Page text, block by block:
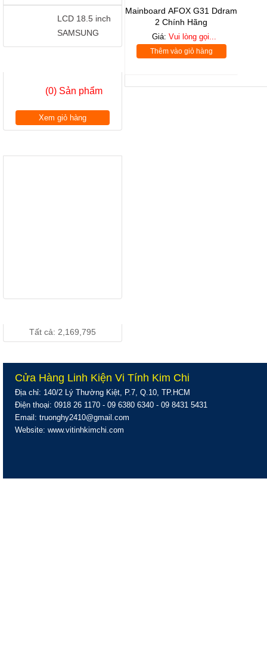
LCD 18.5 inch
SAMSUNG
S19A150 - LED
có cổng DVI
Giá: Vui lòng gọi...
Chính Hãng
Giá: Vui lòng gọi...
LCD 18.5”
Giá: Vui lòng gọi...
(0) Sản phẩm
Xem giỏ hàng
Tất cả: 2,169,795
Mainboard AFOX G31 Ddram
2 Chính Hãng
Giá:Vui lòng gọi...
Thêm vào giỏ hàng
Cửa Hàng Linh Kiện Vi Tính Kim Chi
Địa chỉ: 140/2 Lý Thường Kiệt, P.7, Q.10, TP.HCM
Điện thoại: 0918 26 1170 - 09 6380 6340 - 09 8431 5431
Email: truonghy2410@gmail.com
Website: www.vitinhkimchi.com